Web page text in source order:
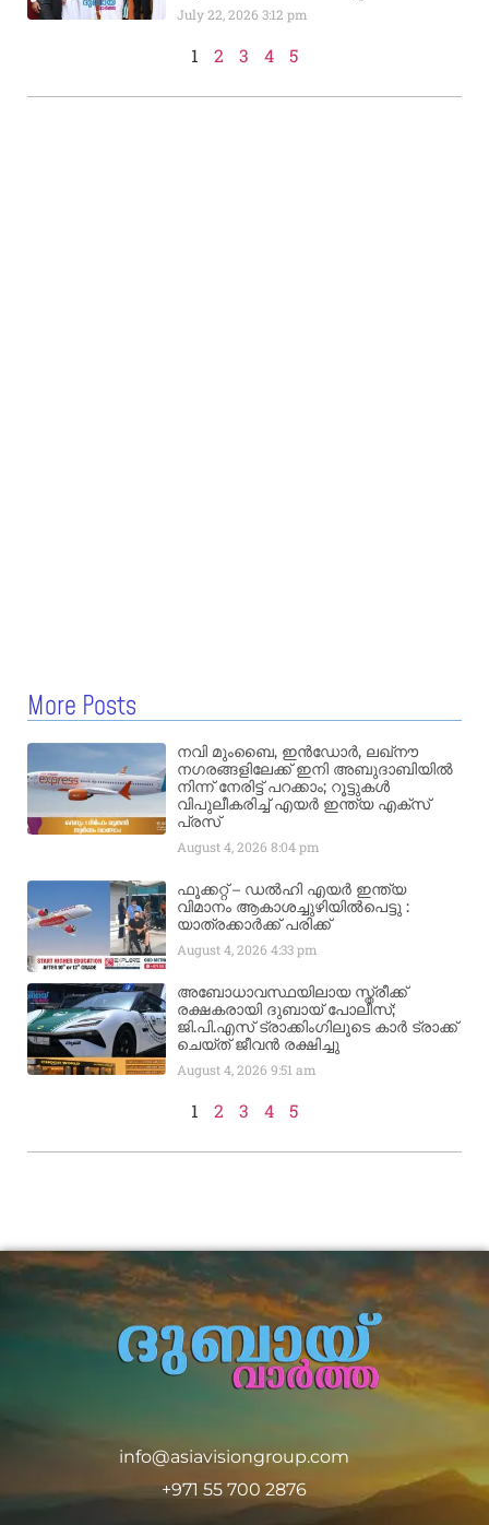
July 22, 20263:12 pm
1 2 3 4 5
More Posts
നവി മുംബൈ, ഇൻഡോർ, ലഖ്നൗ
നഗരങ്ങളിലേക്ക് ഇനി അബുദാബിയിൽ
നിന്ന് നേരിട്ട് പറക്കാം; റൂട്ടുകൾ
വിപുലീകരിച്ച് എയർ ഇന്ത്യ എക്സ്
പ്രസ്
August 4, 20268:04 pm
ഫൂക്കറ്റ് – ഡൽഹി എയര്‍ ഇന്ത്യ
വിമാനം ആകാശച്ചുഴിയില്‍പെട്ടു :
യാത്രക്കാര്‍ക്ക് പരിക്ക്
August 4, 20264:33 pm
അബോധാവസ്ഥയിലായ സ്ത്രീക്ക്
രക്ഷകരായി ദുബായ് പോലീസ്;
ജി.പി.എസ് ട്രാക്കിംഗിലൂടെ കാർ ട്രാക്ക്
ചെയ്ത് ജീവൻ രക്ഷിച്ചു
August 4, 20269:51 am
1 2 3 4 5
info@asiavisiongroup.com
+971 55 700 2876